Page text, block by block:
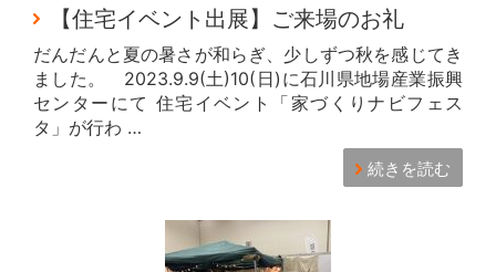
【住宅イベント出展】ご来場のお礼
だんだんと夏の暑さが和らぎ、少しずつ秋を感じてき
ました。 2023.9.9(土)10(日)に石川県地場産業振興
センターにて 住宅イベント「家づくりナビフェス
タ」が行わ …
続きを読む